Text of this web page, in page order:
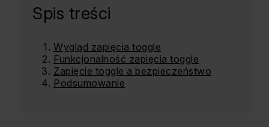
Spis treści
Wygląd zapięcia toggle
Funkcjonalność zapięcia toggle
Zapięcie toggle a bezpieczeństwo
Podsumowanie